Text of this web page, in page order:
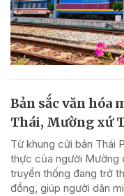
Bản sắc văn hóa
Thái, Mường xứ
Từ khung cửi bản Thái
thực của người Mường
truyền thống đang trở
đồng, giúp người dân